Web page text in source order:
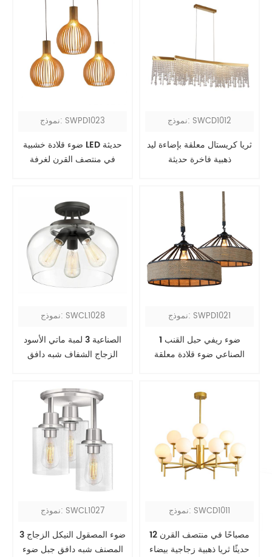
نموذج: SWPD1023
ضوء قلادة خشبية LED حديثة
في منتصف القرن لغرفة
نموذج: SWCD1012
ثريا كريستال معلقة بإضاءة ليد
ذهبية فاخرة حديثة
نموذج: SWCL1028
الصناعية 3 لمبة ماتي الأسود
الزجاج الشفاف شبه دافق
نموذج: SWPD1021
1 ضوء ريفي حبل القنب
الصناعي ضوء قلادة معلقة
نموذج: SWCL1027
3 ضوء المصقول النيكل الزجاج
المصنف شبه دافق جبل ضوء
نموذج: SWCD1011
12 مصباحًا في منتصف القرن
حديثًا ثريا ذهبية زجاجية بيضاء